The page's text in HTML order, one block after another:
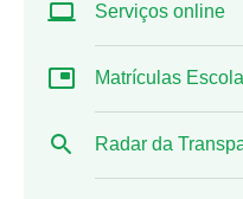
Serviços online
Matrículas
Radar da